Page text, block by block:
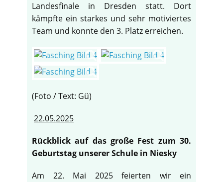
Landesfinale in Dresden statt. Dort
kämpfte ein starkes und sehr motiviertes
Team und konnte den 3. Platz erreichen.
(Foto / Text: Gü)
22.05.2025
Rückblick auf das große Fest zum 30.
Geburtstag unserer Schule in Niesky
Am 22. Mai 2025 feierten wir ein